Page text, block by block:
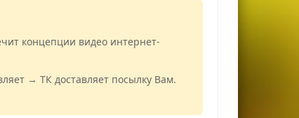
концепции видео интернет-
→ ТК доставляет посылку Вам.